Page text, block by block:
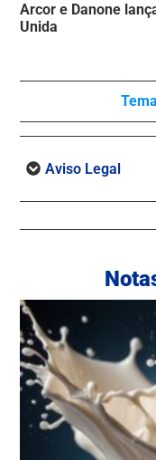
Arcor e Danone
Unida
Aviso Legal